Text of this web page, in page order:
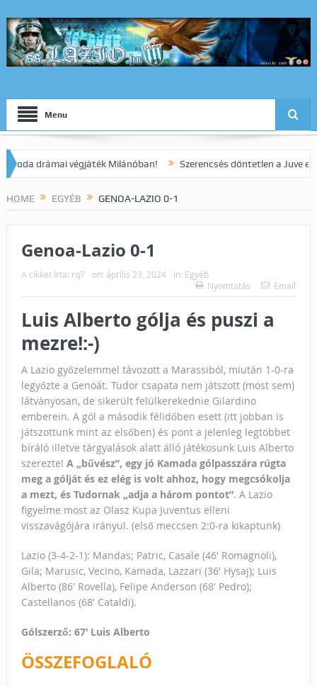
Menu
drámai végjáték Milánóban! Szerencsés döntetlen a Juve elleni
HOME EGYÉB GENOA-LAZIO 0-1
Genoa-Lazio 0-1
A cikket írta: rq7 on: április 23, 2024 In: Egyéb
Nyomtatás
Email
Luis Alberto gólja és puszi a
mezre!:-)
A Lazio győzelemmel távozott a Marassiból, miután 1-0-ra
legyőzte a Genoát. Tudor csapata nem játszott (most sem)
látványosan, de sikerült felülkerekednie Gilardino
emberein. A gól a második félidőben esett (itt jobban is
játszottunk mint az elsőben) és pont a jelenleg legtöbbet
bíráló illetve tárgyalások alatt álló játékosunk Luis Alberto
szerezte! A „bűvész”, egy jó Kamada gólpasszára rúgta
meg a gólját és ez elég is volt ahhoz, hogy megcsókolja
a mezt, és Tudornak „adja a három pontot”. A Lazio
figyelme most az Olasz Kupa Juventus elleni
visszavágójára irányul. (első meccsen 2:0-ra kikaptunk)
Lazio (3-4-2-1): Mandas; Patric, Casale (46′ Romagnoli),
Gila; Marusic, Vecino, Kamada, Lazzari (36′ Hysaj); Luis
Alberto (86′ Rovella), Felipe Anderson (68′ Pedro);
Castellanos (68′ Cataldi).
Gólszerző: 67′ Luis Alberto
ÖSSZEFOGLALÓ